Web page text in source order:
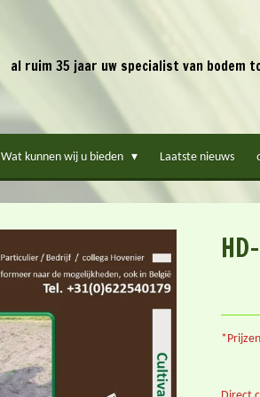
al ruim 35 jaar uw specialist van bodem
Wat kunnen wij u bieden Laatste nieuws